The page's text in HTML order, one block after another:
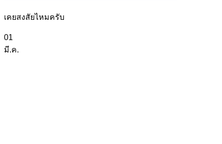
เคยสงสัยไหมครับ
01
มี.ค.